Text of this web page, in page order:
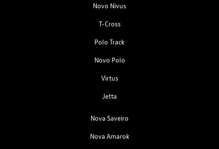
Novo Nivus
T-Cross
Polo Track
Novo Polo
Virtus
Jetta
Nova Saveiro
Nova Amarok